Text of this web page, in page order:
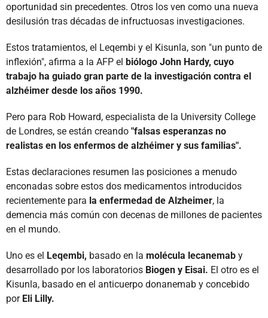
oportunidad sin precedentes. Otros los ven como una nueva
desilusión tras décadas de infructuosas investigaciones.
Estos tratamientos, el Leqembi y el Kisunla, son "un punto de
inflexión", afirma a la AFP el biólogo John Hardy, cuyo
trabajo ha guiado gran parte de la investigación contra el
alzhéimer desde los años 1990.
Pero para Rob Howard, especialista de la University College
de Londres, se están creando "falsas esperanzas no
realistas en los enfermos de alzhéimer y sus familias".
Estas declaraciones resumen las posiciones a menudo
enconadas sobre estos dos medicamentos introducidos
recientemente para la enfermedad de Alzheimer, la
demencia más común con decenas de millones de pacientes
en el mundo.
Uno es el Leqembi, basado en la molécula lecanemab y
desarrollado por los laboratorios Biogen y Eisai. El otro es el
Kisunla, basado en el anticuerpo donanemab y concebido
por Eli Lilly.